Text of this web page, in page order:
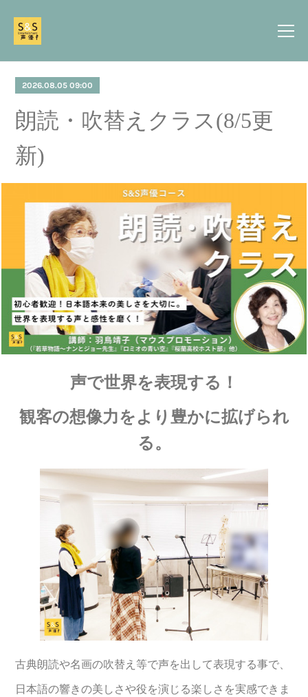
2026.08.05 09:00
朗読・吹替えクラス(8/5更
新)
声で世界を表現する！
観客の想像力をより豊かに拡げられ
る。
古典朗読や名画の吹替え等で声を出して表現する事で、
日本語の響きの美しさや役を演じる楽しさを実感できま